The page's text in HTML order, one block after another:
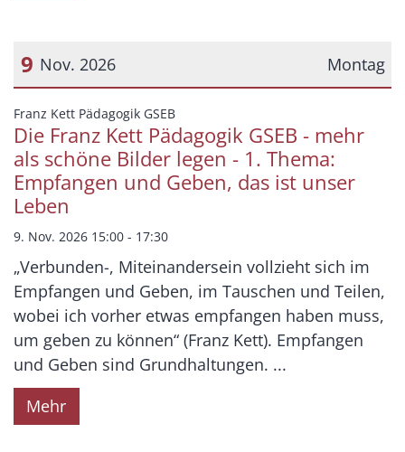
Montag
9 Nov. 2026
Datum: 9. November 2026
Franz Kett Pädagogik GSEB:
Die Franz Kett Pädagogik GSEB - mehr
als schöne Bilder legen - 1. Thema:
Empfangen und Geben, das ist unser
Leben
9. Nov. 2026 15:00 - 17:30
„Verbunden-, Miteinandersein vollzieht sich im
Empfangen und Geben, im Tauschen und Teilen,
wobei ich vorher etwas empfangen haben muss,
um geben zu können“ (Franz Kett). Empfangen
und Geben sind Grundhaltungen. ...
Mehr